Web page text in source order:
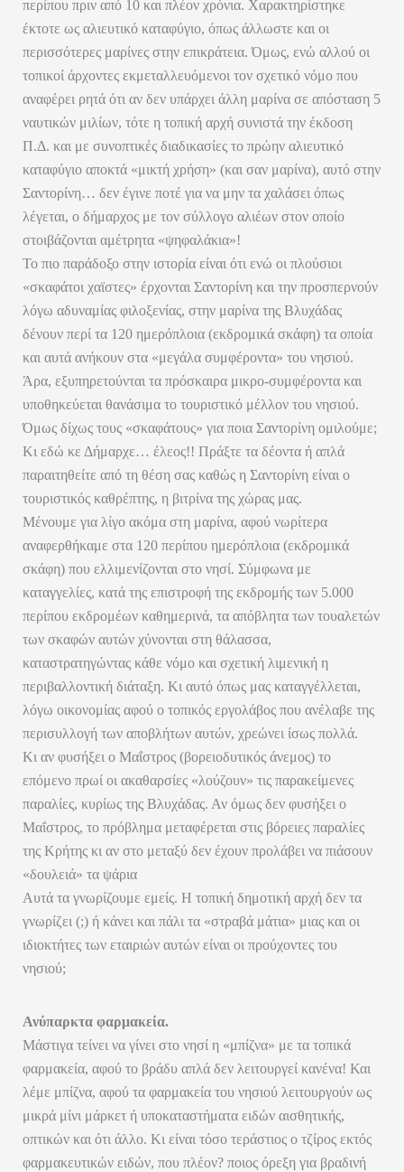
περίπου πριν από 10 και πλέον χρόνια. Χαρακτηρίστηκε
έκτοτε ως αλιευτικό καταφύγιο, όπως άλλωστε και οι
περισσότερες μαρίνες στην επικράτεια. Όμως, ενώ αλλού οι
τοπικοί άρχοντες εκμεταλλευόμενοι τον σχετικό νόμο που
αναφέρει ρητά ότι αν δεν υπάρχει άλλη μαρίνα σε απόσταση 5
ναυτικών μιλίων, τότε η τοπική αρχή συνιστά την έκδοση
Π.Δ. και με συνοπτικές διαδικασίες το πρώην αλιευτικό
καταφύγιο αποκτά «μικτή χρήση» (και σαν μαρίνα), αυτό στην
Σαντορίνη… δεν έγινε ποτέ για να μην τα χαλάσει όπως
λέγεται, ο δήμαρχος με τον σύλλογο αλιέων στον οποίο
στοιβάζονται αμέτρητα «ψηφαλάκια»!
Το πιο παράδοξο στην ιστορία είναι ότι ενώ οι πλούσιοι
«σκαφάτοι χαϊστες» έρχονται Σαντορίνη και την προσπερνούν
λόγω αδυναμίας φιλοξενίας, στην μαρίνα της Βλυχάδας
δένουν περί τα 120 ημερόπλοια (εκδρομικά σκάφη) τα οποία
και αυτά ανήκουν στα «μεγάλα συμφέροντα» του νησιού.
Άρα, εξυπηρετούνται τα πρόσκαιρα μικρο-συμφέροντα και
υποθηκεύεται θανάσιμα το τουριστικό μέλλον του νησιού.
Όμως δίχως τους «σκαφάτους» για ποια Σαντορίνη ομιλούμε;
Κι εδώ κε Δήμαρχε… έλεος!! Πράξτε τα δέοντα ή απλά
παραιτηθείτε από τη θέση σας καθώς η Σαντορίνη είναι ο
τουριστικός καθρέπτης, η βιτρίνα της χώρας μας.
Μένουμε για λίγο ακόμα στη μαρίνα, αφού νωρίτερα
αναφερθήκαμε στα 120 περίπου ημερόπλοια (εκδρομικά
σκάφη) που ελλιμενίζονται στο νησί. Σύμφωνα με
καταγγελίες, κατά της επιστροφή της εκδρομής των 5.000
περίπου εκδρομέων καθημερινά, τα απόβλητα των τουαλετών
των σκαφών αυτών χύνονται στη θάλασσα,
καταστρατηγώντας κάθε νόμο και σχετική λιμενική η
περιβαλλοντική διάταξη. Κι αυτό όπως μας καταγγέλλεται,
λόγω οικονομίας αφού ο τοπικός εργολάβος που ανέλαβε της
περισυλλογή των αποβλήτων αυτών, χρεώνει ίσως πολλά.
Κι αν φυσήξει ο Μαΐστρος (βορειοδυτικός άνεμος) το
επόμενο πρωί οι ακαθαρσίες «λούζουν» τις παρακείμενες
παραλίες, κυρίως της Βλυχάδας. Αν όμως δεν φυσήξει ο
Μαΐστρος, το πρόβλημα μεταφέρεται στις βόρειες παραλίες
της Κρήτης κι αν στο μεταξύ δεν έχουν προλάβει να πιάσουν
«δουλειά» τα ψάρια
Αυτά τα γνωρίζουμε εμείς. Η τοπική δημοτική αρχή δεν τα
γνωρίζει (;) ή κάνει και πάλι τα «στραβά μάτια» μιας και οι
ιδιοκτήτες των εταιριών αυτών είναι οι προύχοντες του
νησιού;
Ανύπαρκτα φαρμακεία.
Μάστιγα τείνει να γίνει στο νησί η «μπίζνα» με τα τοπικά
φαρμακεία, αφού το βράδυ απλά δεν λειτουργεί κανένα! Και
λέμε μπίζνα, αφού τα φαρμακεία του νησιού λειτουργούν ως
μικρά μίνι μάρκετ ή υποκαταστήματα ειδών αισθητικής,
οπτικών και ότι άλλο. Κι είναι τόσο τεράστιος ο τζίρος εκτός
φαρμακευτικών ειδών, που πλέον? ποιος όρεξη για βραδινή